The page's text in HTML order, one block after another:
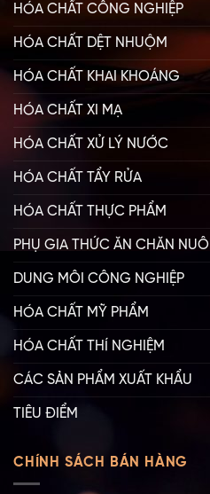
HÓA CHẤT CÔNG NGHIỆP
HÓA CHẤT DỆT NHUỘM
HÓA CHẤT KHAI KHOÁNG
HÓA CHẤT XI MẠ
HÓA CHẤT XỬ LÝ NƯỚC
HÓA CHẤT TẨY RỬA
HÓA CHẤT THỰC PHẨM
PHỤ GIA THỨC ĂN CHĂN NUÔI
DUNG MÔI CÔNG NGHIỆP
HÓA CHẤT MỸ PHẨM
HÓA CHẤT THÍ NGHIỆM
CÁC SẢN PHẨM XUẤT KHẨU
TIÊU ĐIỂM
CHÍNH SÁCH BÁN HÀNG